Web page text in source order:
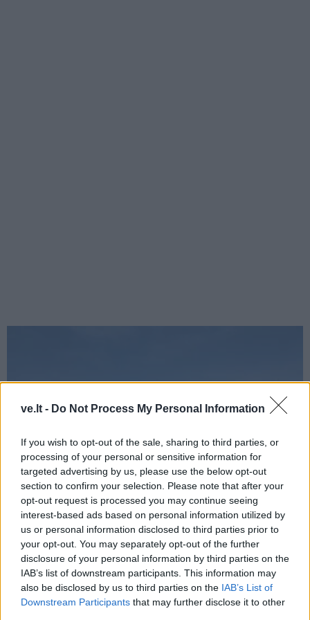
ve.lt - Do Not Process My Personal Information
If you wish to opt-out of the sale, sharing to third parties, or
processing of your personal or sensitive information for
targeted advertising by us, please use the below opt-out
section to confirm your selection. Please note that after your
opt-out request is processed you may continue seeing
interest-based ads based on personal information utilized by
us or personal information disclosed to third parties prior to
your opt-out. You may separately opt-out of the further
disclosure of your personal information by third parties on the
IAB’s list of downstream participants. This information may
also be disclosed by us to third parties on the IAB’s List of
Downstream Participants that may further disclose it to other
Pasaulis 2024-02-18 10:00
Ūkininkavimas Šiaurės Afrikoje prasidėjo
maždaug prieš 7500 metų imigrantų dėka,
atskleidžia DNR tyrimai iš neolito
palaidojimų